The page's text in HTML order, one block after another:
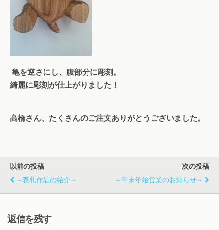
亀を逆さにし、腹部分に彫刻。
綺麗に彫刻が仕上がりました！
高橋さん、たくさんのご注文ありがとうございました。
以前の投稿
～表札作品の紹介～
次の投稿
～年末年始営業のお知らせ～
返信を残す